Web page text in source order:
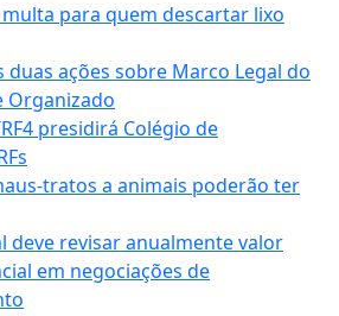
para quem descartar lixo
duas ações sobre Marco Legal do
Organizado
presidirá Colégio de
tratos a animais poderão ter
deve revisar anualmente valor
em negociações de